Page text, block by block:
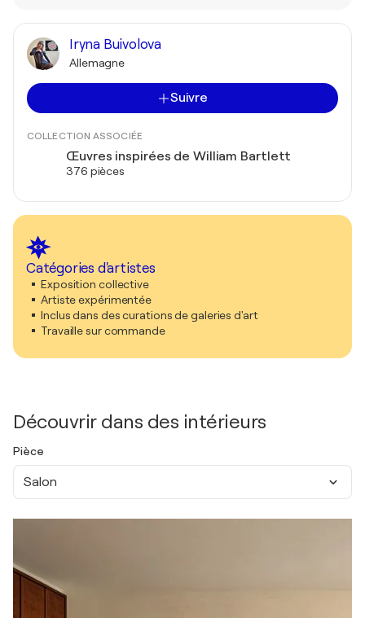
Iryna Buivolova
Allemagne
Suivre
COLLECTION ASSOCIÉE
Œuvres inspirées de William Bartlett
376 pièces
Catégories d'artistes
Exposition collective
Artiste expérimentée
Inclus dans des curations de galeries d'art
Travaille sur commande
Découvrir dans des intérieurs
Pièce
Salon